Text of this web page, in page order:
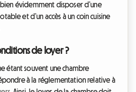
évidemment disposer d’une
et d’un accès à un coin cuisine
de loyer ?
étant souvent une chambre
à la réglementation relative à